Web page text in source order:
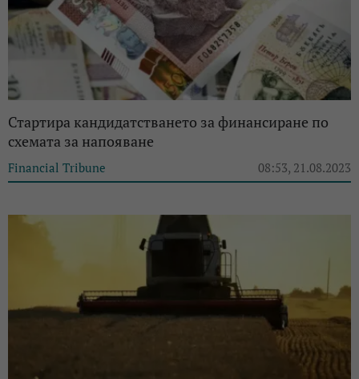
Стартира кандидатстването за финансиране по
схемата за напояване
Financial Tribune 08:53, 21.08.2023